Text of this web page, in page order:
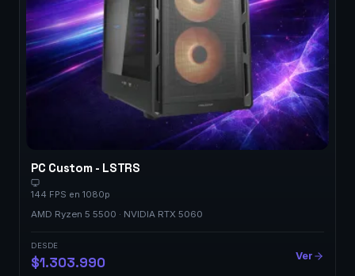
PC Custom - LSTRS
144 FPS en 1080p
AMD Ryzen 5 5500 · NVIDIA RTX 5060
DESDE
$1.303.990 Ver